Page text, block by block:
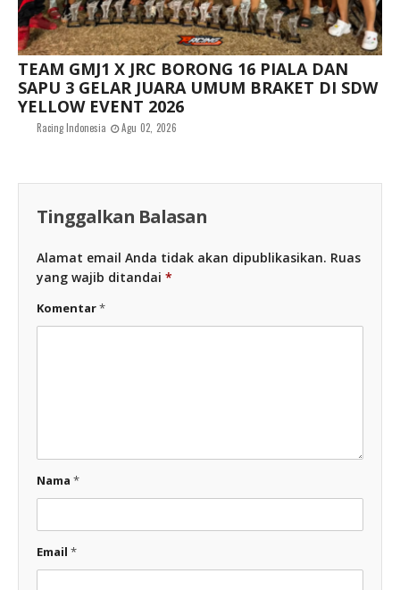
TEAM GMJ1 X JRC BORONG 16 PIALA DAN
SAPU 3 GELAR JUARA UMUM BRAKET DI SDW
YELLOW EVENT 2026
Racing Indonesia Agu 02, 2026
Tinggalkan Balasan
Alamat email Anda tidak akan dipublikasikan. Ruas
yang wajib ditandai *
Komentar*
Nama *
Email *